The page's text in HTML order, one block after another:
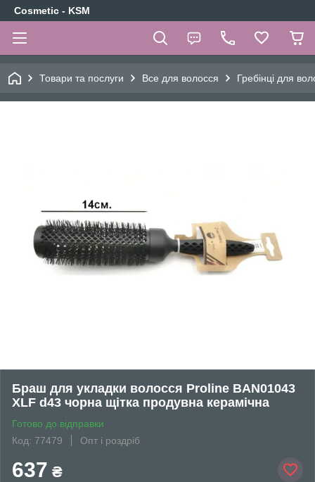
Cosmetic - KSM
Товари та послуги Все для волосся Гребінці для
Браш для укладки волосся Proline BAN01043
XLF d43 чорна щітка продувна керамічна
Готово до відправки
Код: 77479
Опт і роздріб
637 ₴